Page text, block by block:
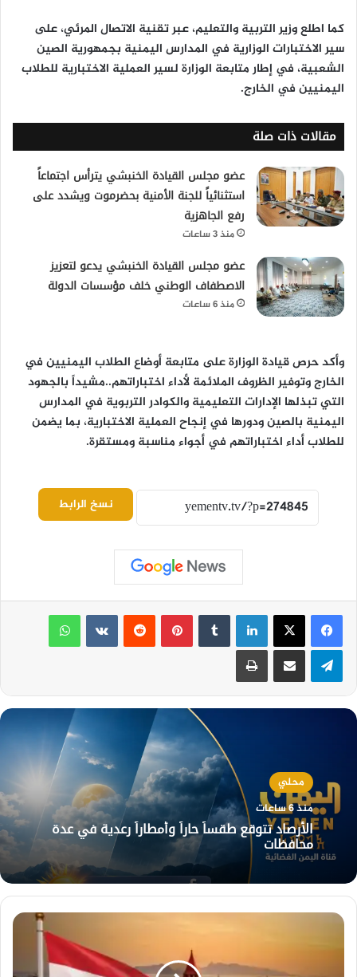
كما اطلع وزير التربية والتعليم، عبر تقنية الاتصال المرئي، على
سير الاختبارات الوزارية في المدارس اليمنية بجمهورية الصين
الشعبية، في إطار متابعة الوزارة لسير العملية الاختبارية للطلاب
اليمنيين في الخارج.
مقالات ذات صلة
عضو مجلس القيادة الخنبشي يترأس اجتماعاً
استثنائياً للجنة الأمنية بحضرموت ويشدد على
رفع الجاهزية
منذ 3 ساعات
عضو مجلس القيادة الخنبشي يدعو لتعزيز
الاصطفاف الوطني خلف مؤسسات الدولة
منذ 6 ساعات
وأكد حرص قيادة الوزارة على متابعة أوضاع الطلاب اليمنيين في
الخارج وتوفير الظروف الملائمة لأداء اختباراتهم..مشيداً بالجهود
التي تبذلها الإدارات التعليمية والكوادر التربوية في المدارس
اليمنية بالصين ودورها في إنجاح العملية الاختبارية، بما يضمن
للطلاب أداء اختباراتهم في أجواء مناسبة ومستقرة.
نسخ الرابط
لينكدإن بينتيريست
واتساب
تيلقرام مشاركة عبر البريد طباعة
محلي
منذ 6 ساعات
الأرصاد تتوقع طقساً حاراً وأمطاراً رعدية في عدة
محافظات
اليمن